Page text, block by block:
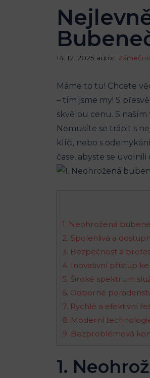
14. 12. 2025 autor:
Máme to tu! Chcete
– tím jsme my! S
skvělou cenu. S
Nemusíte se trápit s
klíči, nebo s
čase, abyste se
1. Neohrožená
2. Spolehlivá a
3. Bezpečnost a
4. Inovativní přístup
5. Široké spektrum
6. Odborné
7. Rychlé a efektivní
8. Moderní
9. Bezproblémová
1.